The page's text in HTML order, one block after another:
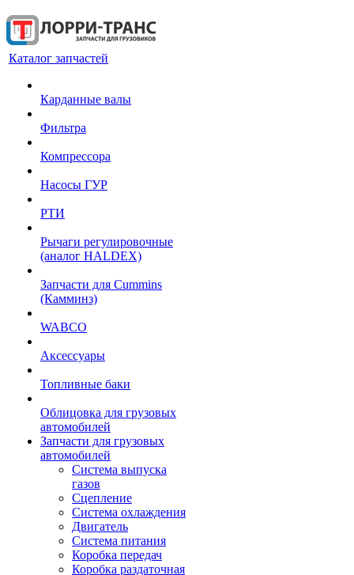
Каталог запчастей
Карданные валы
Фильтра
Компрессора
Насосы ГУР
РТИ
Рычаги регулировочные
(аналог HALDEX)
Запчасти для Cummins
(Камминз)
WABCO
Аксессуары
Топливные баки
Облицовка для грузовых
автомобилей
Запчасти для грузовых
автомобилей
Система выпуска
газов
Сцепление
Система охлаждения
Двигатель
Система питания
Коробка передач
Коробка раздаточная